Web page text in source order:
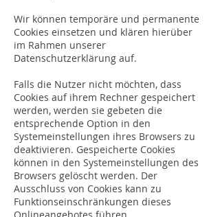
Wir können temporäre und permanente
Cookies einsetzen und klären hierüber
im Rahmen unserer
Datenschutzerklärung auf.
Falls die Nutzer nicht möchten, dass
Cookies auf ihrem Rechner gespeichert
werden, werden sie gebeten die
entsprechende Option in den
Systemeinstellungen ihres Browsers zu
deaktivieren. Gespeicherte Cookies
können in den Systemeinstellungen des
Browsers gelöscht werden. Der
Ausschluss von Cookies kann zu
Funktionseinschränkungen dieses